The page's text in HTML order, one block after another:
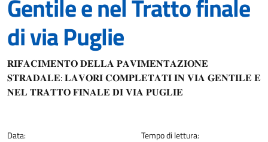
Gentile e nel Tratto finale
di via Puglie
Dettagli della notizia
𝐑𝐈𝐅𝐀𝐂𝐈𝐌𝐄𝐍𝐓𝐎 𝐃𝐄𝐋𝐋𝐀 𝐏𝐀𝐕𝐈𝐌𝐄𝐍𝐓𝐀𝐙𝐈𝐎𝐍𝐄
𝐒𝐓𝐑𝐀𝐃𝐀𝐋𝐄: 𝐋𝐀𝐕𝐎𝐑𝐈 𝐂𝐎𝐌𝐏𝐋𝐄𝐓𝐀𝐓𝐈 𝐈𝐍 𝐕𝐈𝐀 𝐆𝐄𝐍𝐓𝐈𝐋𝐄 𝐄
𝐍𝐄𝐋 𝐓𝐑𝐀𝐓𝐓𝐎 𝐅𝐈𝐍𝐀𝐋𝐄 𝐃𝐈 𝐕𝐈𝐀 𝐏𝐔𝐆𝐋𝐈𝐄
Data:
Tempo di lettura: